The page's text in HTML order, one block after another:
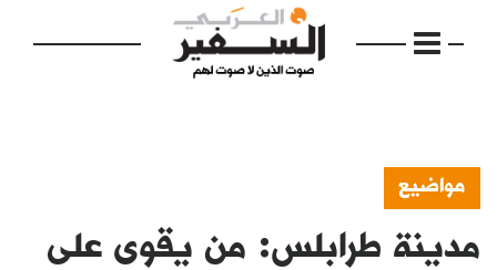
الرئيسية
مواضيع
مدينة طرابلس: من يقوى على